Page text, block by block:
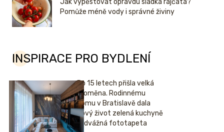
Pomůže méně vody i správné živiny
INSPIRACE PRO BYDLENÍ
Po 15 letech přišla velká
proměna. Rodinnému
domu v Bratislavě dala
nový život zelená kuchyně
i odvážná fototapeta